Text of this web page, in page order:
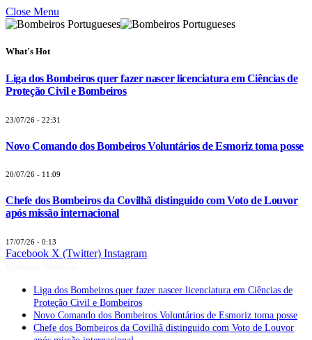
Close Menu
What's Hot
Liga dos Bombeiros quer fazer nascer licenciatura em Ciências de
Proteção Civil e Bombeiros
23/07/26 - 22:31
Novo Comando dos Bombeiros Voluntários de Esmoriz toma posse
20/07/26 - 11:09
Chefe dos Bombeiros da Covilhã distinguido com Voto de Louvor
após missão internacional
17/07/26 - 0:13
Facebook X (Twitter) Instagram
Liga dos Bombeiros quer fazer nascer licenciatura em Ciências de
Proteção Civil e Bombeiros
Novo Comando dos Bombeiros Voluntários de Esmoriz toma posse
Chefe dos Bombeiros da Covilhã distinguido com Voto de Louvor